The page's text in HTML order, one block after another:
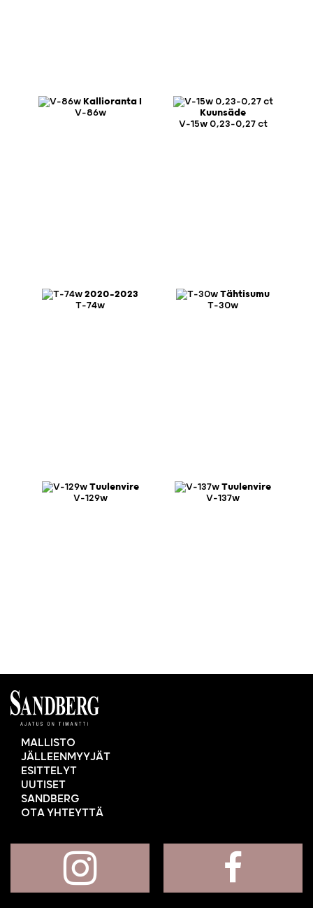
Kallioranta I
V-86w
Kuunsäde
V-15w 0,23-0,27 ct
2020-2023
T-74w
Tähtisumu
T-30w
Tuulenvire
V-129w
Tuulenvire
V-137w
MALLISTO
JÄLLEENMYYJÄT
ESITTELYT
UUTISET
SANDBERG
OTA YHTEYTTÄ